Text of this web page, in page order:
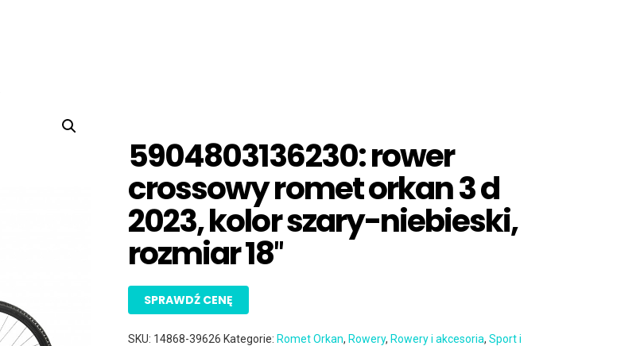
5904803136230: rower
crossowy romet orkan 3 d
2023, kolor szary-niebieski,
rozmiar 18″
SPRAWDŹ CENĘ
SKU: 14868-39626 Kategorie: Romet Orkan, Rowery, Rowery i akcesoria,Sport i